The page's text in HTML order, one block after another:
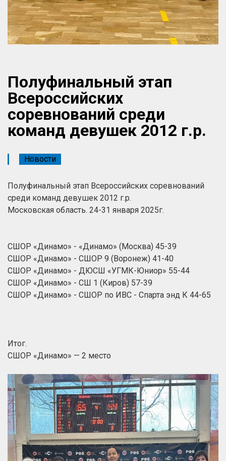
Полуфинальный этап
Всероссийских
соревнований среди
команд девушек 2012 г.р.
Новости
Полуфинальный этап Всероссийских соревнований
среди команд девушек 2012 г.р.
Московская область. 24-31 января 2025г.
СШОР «Динамо» - «Динамо» (Москва) 45-39
СШОР «Динамо» - СШОР 9 (Воронеж) 41-40
СШОР «Динамо» - ДЮСШ «УГМК-Юниор» 55-44
СШОР «Динамо» - СШ 1 (Киров) 57-39
СШОР «Динамо» - СШОР по ИВС - Спарта энд К 44-65
Итог.
СШОР «Динамо» — 2 место